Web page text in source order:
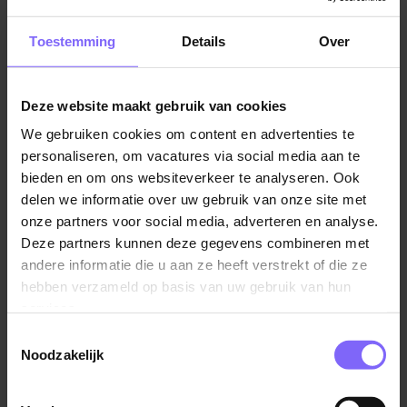
Toestemming Details Over
Deze website maakt gebruik van cookies
We gebruiken cookies om content en advertenties te
personaliseren, om vacatures via social media aan te
bieden en om ons websiteverkeer te analyseren. Ook
delen we informatie over uw gebruik van onze site met
onze partners voor social media, adverteren en analyse.
Deze partners kunnen deze gegevens combineren met
andere informatie die u aan ze heeft verstrekt of die ze
hebben verzameld op basis van uw gebruik van hun
Noodzakelijk
provincie Limburg, ligt het dorp Ysselsteyn. Dit dorp
kent zijn oorsprong als ontginningsdorp en heeft tot op
allen trots zijn om te wonen in deze idyllische
omgeving. Door de kleine omgeving biedt het dorp
een gering aanbod aan vacatures in Ysselsteyn aan.
Gelukkig ligt het dorp op steenworp afstand van
Venray, een grote stad iets noordelijker van het dorp
Ysselsteyn. Onze website biedt een breed aanbod van
vacatures in Venray, snuffel gerust eens rond!